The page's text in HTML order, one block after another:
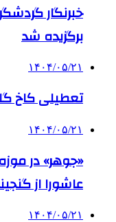
خبرنگار
برگزیده شد
۱۴۰۴/۰۵/۲۱
تعطیلی کاخ
۱۴۰۴/۰۵/۲۱
«جوهر» در
عاشورا از
۱۴۰۴/۰۵/۲۱